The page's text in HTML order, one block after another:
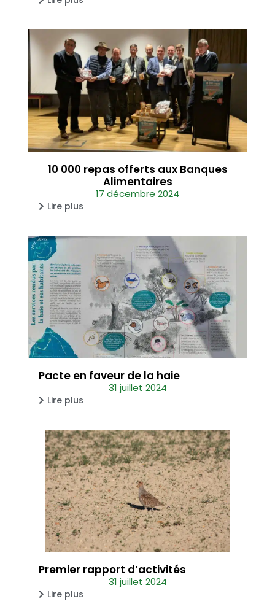
10 000 repas offerts aux Banques
Alimentaires
17 décembre 2024
Lire plus
Pacte en faveur de la haie
31 juillet 2024
Lire plus
Premier rapport d’activités
31 juillet 2024
Lire plus